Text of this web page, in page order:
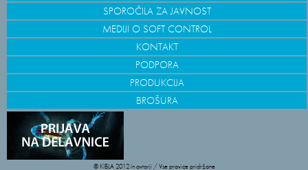
SPOROČILA ZA JAVNOST
MEDIJI O SOFT CONTROL
KONTAKT
PODPORA
PRODUKCIJA
BROŠURA
© KIBLA 2012 in avtorji / Vse pravice pridržane